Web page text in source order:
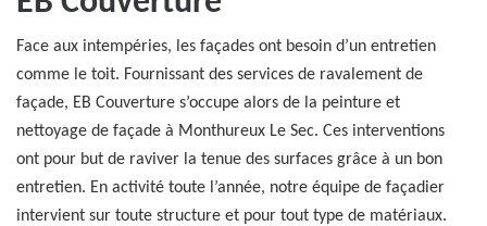
Face aux intempéries, les façades ont besoin d’un entretien
comme le toit. Fournissant des services de ravalement de
façade, EB Couverture s’occupe alors de la peinture et
nettoyage de façade à Monthureux Le Sec. Ces interventions
ont pour but de raviver la tenue des surfaces grâce à un bon
entretien. En activité toute l’année, notre équipe de façadier
intervient sur toute structure et pour tout type de matériaux.